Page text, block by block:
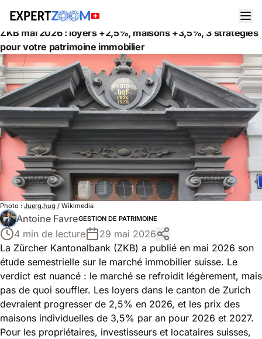
Actualités
Gestion de Patrimoine
ZKB mai 2026 : loyers +2,5%, maisons +3,5%, 3 stratégies
pour votre patrimoine immobilier
Photo : Juerg.hug / Wikimedia
Antoine FavreGESTION DE PATRIMOINE
4 min de lecture
29 mai 2026
La Zürcher Kantonalbank (ZKB) a publié en mai 2026 son
étude semestrielle sur le marché immobilier suisse. Le
verdict est nuancé : le marché se refroidit légèrement, mais
pas de quoi souffler. Les loyers dans le canton de Zurich
devraient progresser de 2,5% en 2026, et les prix des
maisons individuelles de 3,5% par an pour 2026 et 2027.
Pour les propriétaires, investisseurs et locataires suisses,